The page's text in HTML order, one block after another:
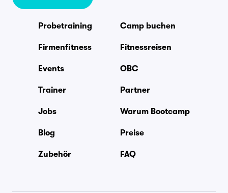
Probetraining Camp buchen
Firmenfitness Fitnessreisen
Events OBC
Trainer Partner
Jobs Warum Bootcamp
Blog Preise
Zubehör FAQ